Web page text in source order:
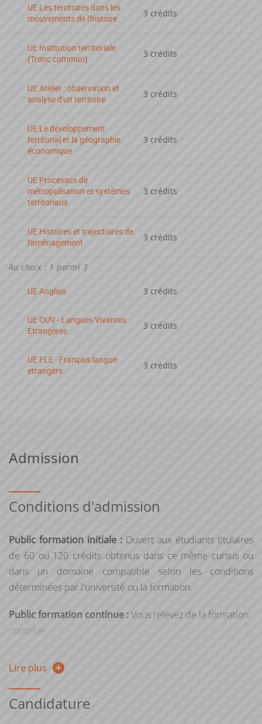
UE Les territoires dans les
mouvements de l'histoire
3 crédits
UE Institution territoriale
(Tronc commun)
3 crédits
UE Atelier : observation et
analyse d'un territoire
3 crédits
UE Le développement
territorial et la géographie
économique
3 crédits
UE Processus de
métropolisation et systèmes
territoriaux
3 crédits
UE Histoires et trajectoires de
l'aménagement
3 crédits
Au choix : 1 parmi 3
UE Anglais 3 crédits
UE OUV - Langues Vivantes
Etrangères
3 crédits
UE FLE - Français langue
etrangère
3 crédits
Admission
Conditions d'admission
Public formation initiale : Ouvert aux étudiants titulaires
de 60 ou 120 crédits obtenus dans ce même cursus ou
dans un domaine compatible selon les conditions
déterminées par l'université ou la formation.
Public formation continue :Vous relevez de la formation
continue
d'études
ou si vous suiviez une formation sous le régime
formation continue l’une des 2 années précédentes
Lire plus
Candidature